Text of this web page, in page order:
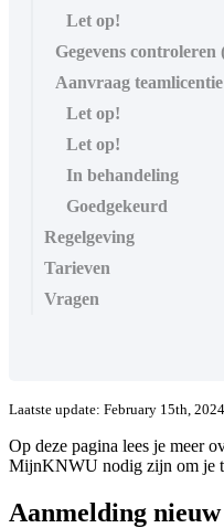
Let op!
Gegevens controleren
Aanvraag
Let op!
Let op!
In behandeling
Goedgekeurd
Regelgeving
Tarieven
Vragen
Laatste update: February 15th, 2024
Op deze pagina lees je meer
MijnKNWU nodig zijn om je
Aanmelding